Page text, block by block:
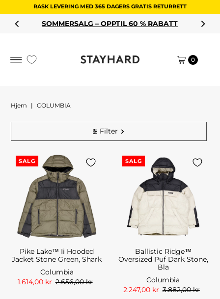
RASK LEVERING MED 365 DAGERS GRATIS RETURRETT
SOMMERSALG – OPPTIL 60 % RABATT
0
Hjem | COLUMBIA
Filter
SALG
Pike Lake™ Ii Hooded
Jacket Stone Green, Shark
Columbia
1.614,00 kr 2.656,00 kr
SALG
Ballistic Ridge™
Oversized Puf Dark Stone,
Bla
Columbia
2.247,00 kr 3.882,00 kr